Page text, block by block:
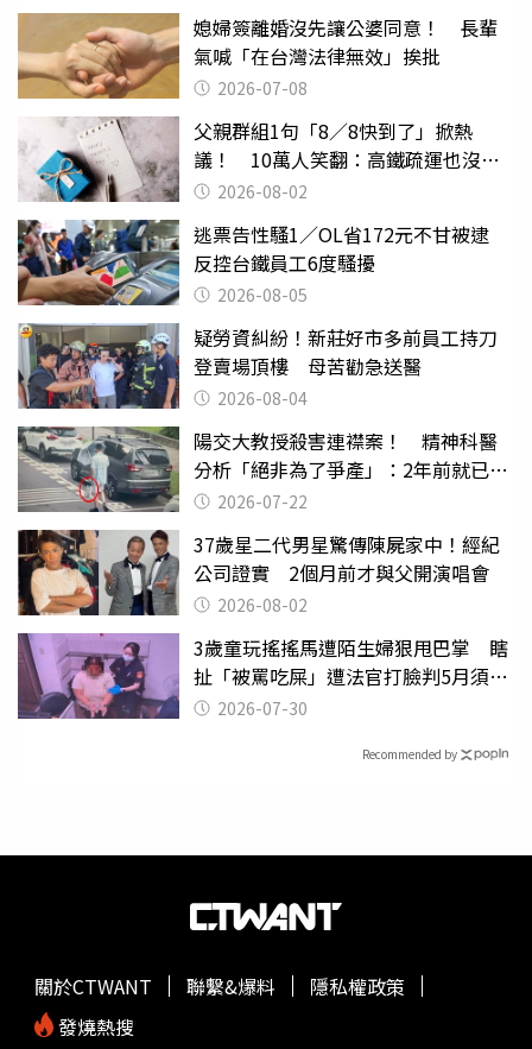
媳婦簽離婚沒先讓公婆同意！ 長輩
氣喊「在台灣法律無效」挨批
2026-07-08
父親群組1句「8／8快到了」掀熱
議！ 10萬人笑翻：高鐵疏運也沒列
父親節
2026-08-02
逃票告性騷1／OL省172元不甘被逮
反控台鐵員工6度騷擾
2026-08-05
疑勞資糾紛！新莊好市多前員工持刀
登賣場頂樓 母苦勸急送醫
2026-08-04
陽交大教授殺害連襟案！ 精神科醫
分析「絕非為了爭產」：2年前就已言
行詭異
2026-07-22
37歲星二代男星驚傳陳屍家中！經紀
公司證實 2個月前才與父開演唱會
2026-08-02
3歲童玩搖搖馬遭陌生婦狠甩巴掌 瞎
扯「被罵吃屎」遭法官打臉判5月須入
監 2026-07-30
Recommended by
關於CTWANT 聯繫&爆料
隱私權政策
發燒熱搜